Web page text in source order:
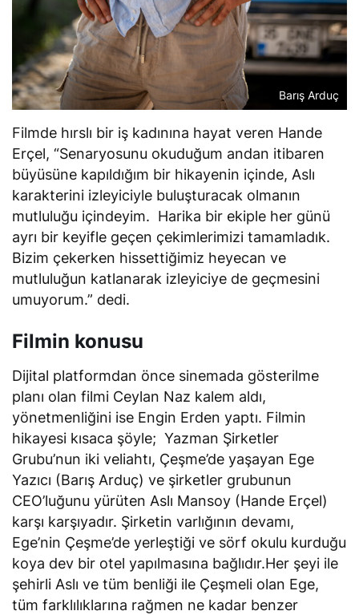
Barış Arduç
Filmde hırslı bir iş kadınına hayat veren Hande
Erçel, “Senaryosunu okuduğum andan itibaren
büyüsüne kapıldığım bir hikayenin içinde, Aslı
karakterini izleyiciyle buluşturacak olmanın
mutluluğu içindeyim. Harika bir ekiple her günü
ayrı bir keyifle geçen çekimlerimizi tamamladık.
Bizim çekerken hissettiğimiz heyecan ve
mutluluğun katlanarak izleyiciye de geçmesini
umuyorum.” dedi.
Filmin konusu
Dijital platformdan önce sinemada gösterilme
planı olan filmi Ceylan Naz kalem aldı,
yönetmenliğini ise Engin Erden yaptı. Filmin
hikayesi kısaca şöyle; Yazman Şirketler
Grubu’nun iki veliahtı, Çeşme’de yaşayan Ege
Yazıcı (Barış Arduç) ve şirketler grubunun
CEO’luğunu yürüten Aslı Mansoy (Hande Erçel)
karşı karşıyadır. Şirketin varlığının devamı,
Ege’nin Çeşme’de yerleştiği ve sörf okulu kurduğu
koya dev bir otel yapılmasına bağlıdır.Her şeyi ile
şehirli Aslı ve tüm benliği ile Çeşmeli olan Ege,
tüm farklılıklarına rağmen ne kadar benzer